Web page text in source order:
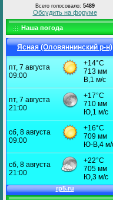
Всего голосовало: 5489
Обсудить на форуме
Наша погода
Ясная (Оловяннинский р-н)